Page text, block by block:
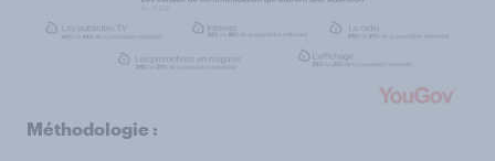
Méthodologie :